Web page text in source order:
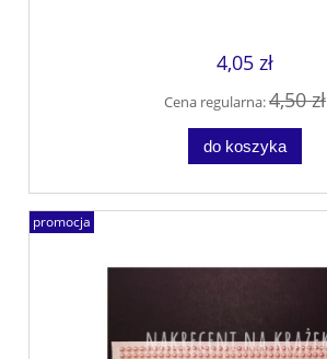
4,05 zł
Cena regularna:4,50 zł
do koszyka
promocja